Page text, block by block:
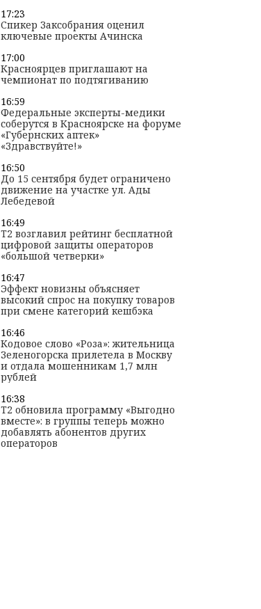
17:23
Спикер Заксобрания оценил
ключевые проекты Ачинска
17:00
Красноярцев приглашают на
чемпионат по подтягиванию
16:59
Федеральные эксперты-медики
соберутся в Красноярске на форуме
«Губернских аптек»
«Здравствуйте!»
16:50
До 15 сентября будет ограничено
движение на участке ул. Ады
Лебедевой
16:49
T2 возглавил рейтинг бесплатной
цифровой защиты операторов
«большой четверки»
16:47
Эффект новизны объясняет
высокий спрос на покупку товаров
при смене категорий кешбэка
16:46
Кодовое слово «Роза»: жительница
Зеленогорска прилетела в Москву
и отдала мошенникам 1,7 млн
рублей
16:38
T2 обновила программу «Выгодно
вместе»: в группы теперь можно
добавлять абонентов других
операторов